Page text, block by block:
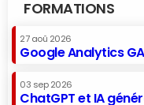
FORMATIONS
27 aoû 2026
Google Analytics
03 sep 2026
ChatGPT et IA